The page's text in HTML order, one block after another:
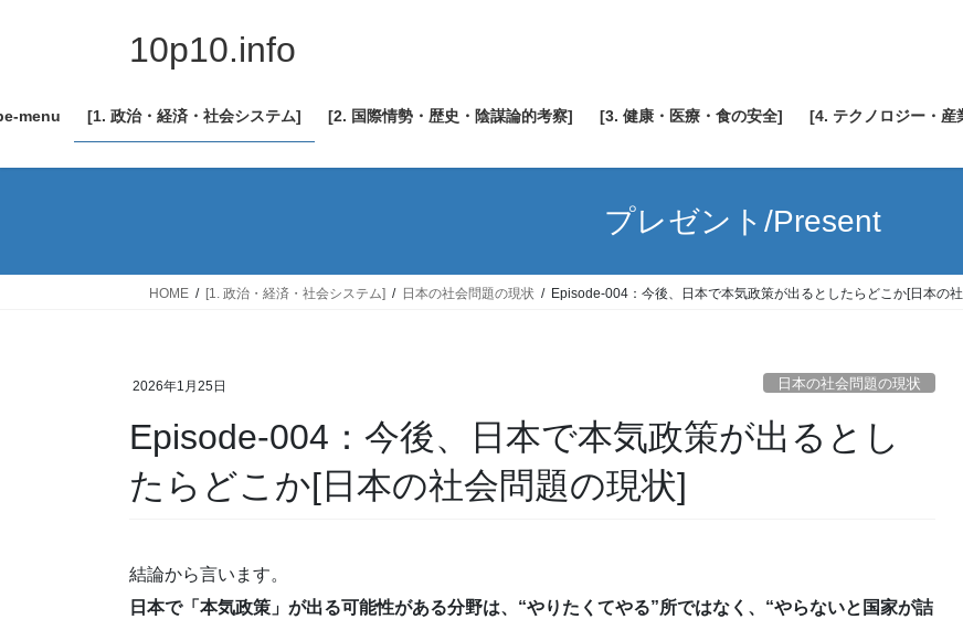
ツ
ス
シ
ン
10p10.info
menu [1. 政治・経済・社会システム] [2. 国際情勢・歴史・陰謀論的考察] [3. 健康・医療・食の安全] [4. テクノロジー・産
プレゼント/Present
HOME [1. 政治・経済・社会システム] 日本の社会問題の現状 Episode-004：今後、日本で本気政策が出るとしたらどこか[日本の
2026年1月25日 日本の社会問題の現状
Episode-004：今後、日本で本気政策が出るとし
たらどこか[日本の社会問題の現状]
結論から言います。
日本で「本気政策」が出る可能性がある分野は、“やりたくてやる”所ではなく、“やらないと国家が詰